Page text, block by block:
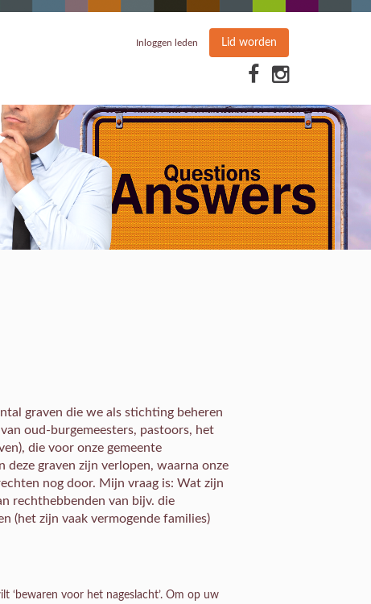
Inloggen leden Lid worden
graven die we als stichting beheren
oud-burgemeesters, pastoors, het
die voor onze gemeente
deze graven zijn verlopen, waarna onze
nog door. Mijn vraag is: Wat zijn
rechthebbenden van bijv. die
(het zijn vaak vermogende families)
‘bewaren voor het nageslacht’. Om op uw